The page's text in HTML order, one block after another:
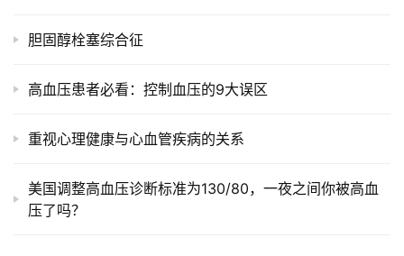
胆固醇栓塞综合征
高血压患者必看：控制血压的9大误区
重视心理健康与心血管疾病的关系
美国调整高血压诊断标准为130/80，一夜之间你被高血
压了吗？